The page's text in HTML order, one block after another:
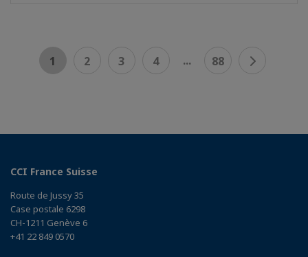
1 2 3 4 ... 88
CCI France Suisse
Route de Jussy 35
Case postale 6298
CH-1211 Genève 6
+41 22 849 0570